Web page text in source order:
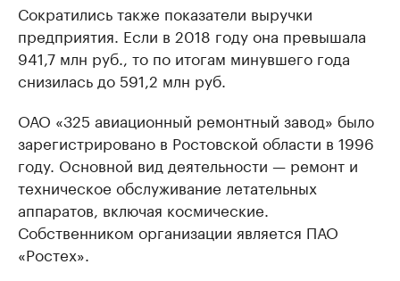
Сократились также показатели выручки
предприятия. Если в 2018 году она превышала
941,7 млн руб., то по итогам минувшего года
снизилась до 591,2 млн руб.
ОАО «325 авиационный ремонтный завод» было
зарегистрировано в Ростовской области в 1996
году. Основной вид деятельности — ремонт и
техническое обслуживание летательных
аппаратов, включая космические.
Собственником организации является ПАО
«Ростех».